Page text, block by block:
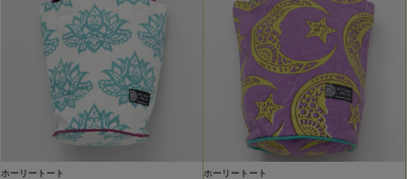
ホーリートート ホーリートート